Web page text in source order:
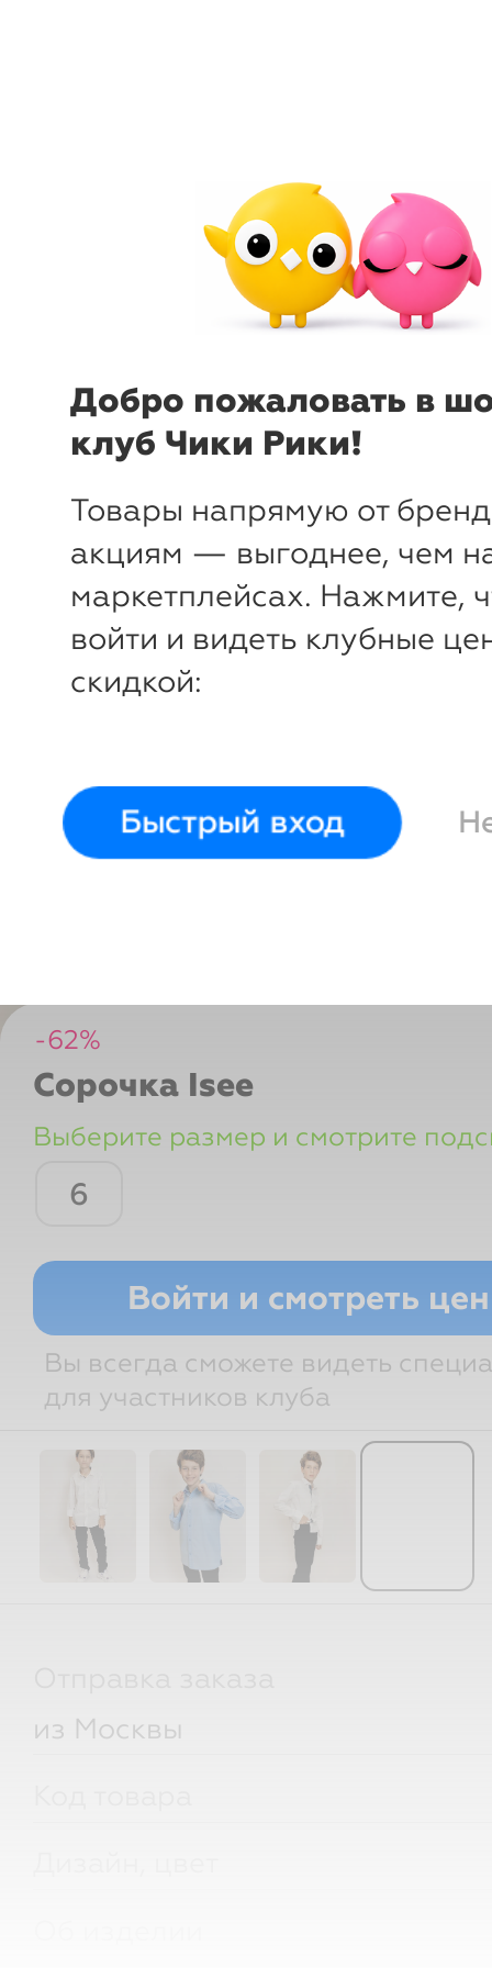
Добро пожаловать в
клуб Чики Рики!
Товары напрямую от
акциям — выгоднее, чем
маркетплейсах. Нажмите,
войти и видеть клубные
скидкой:
Быстрый вход
-62%
Сорочка Isee
Выберите размер и смотрите
6
Рост Возраст Грудь
Войти и смотреть
Вы всегда сможете видеть
для участников клуба
из Москвы